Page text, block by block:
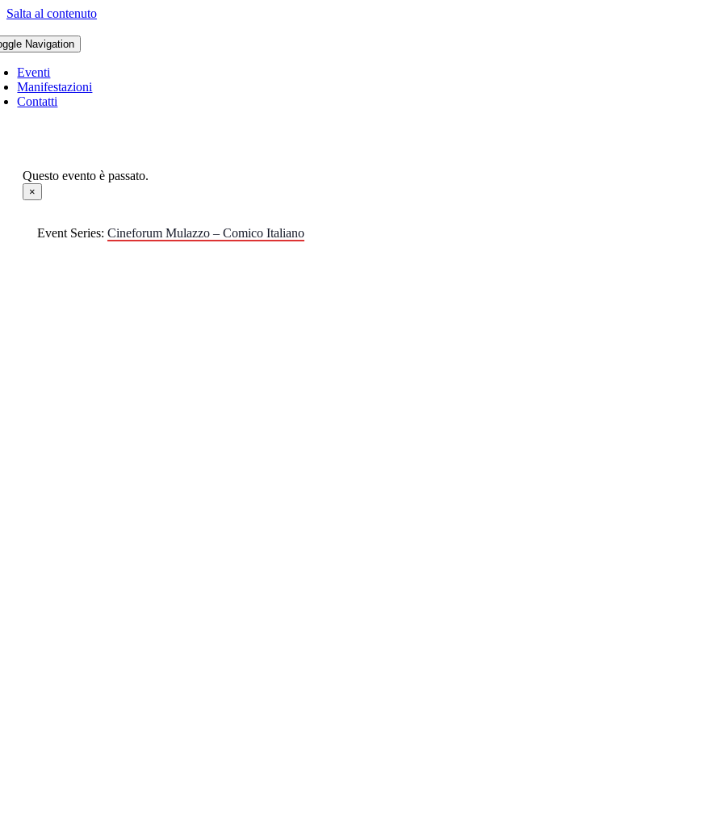
Salta al contenuto
Navigation
Eventi
Manifestazioni
Contatti
Questo evento è passato.
×
Event Series: Cineforum Mulazzo – Comico Italiano